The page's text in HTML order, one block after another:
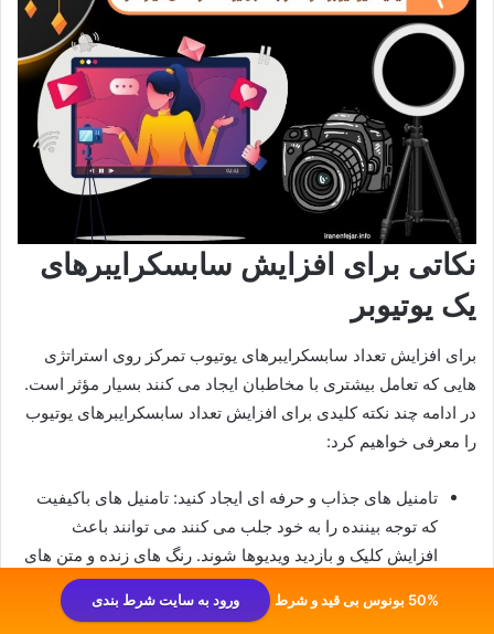
نکاتی برای افزایش سابسکرایبرهای
یک یوتیوبر
برای افزایش تعداد سابسکرایبرهای یوتیوب تمرکز روی استراتژی‌
هایی که تعامل بیشتری با مخاطبان ایجاد می‌ کنند بسیار مؤثر است.
در ادامه چند نکته کلیدی برای افزایش تعداد سابسکرایبرهای یوتیوب
را معرفی خواهیم کرد:
تامنیل‌ های جذاب و حرفه‌ ای ایجاد کنید: تامنیل‌ های باکیفیت
که توجه بیننده را به خود جلب می‌ کنند می‌ توانند باعث
افزایش کلیک و بازدید ویدیوها شوند. رنگ‌ های زنده و متن‌ های
کوتاه و جذاب به بالا بردن نرخ کلیک کمک می‌ کنند.
استفاده از YouTube Shorts: ویدیوهای کوتاه و جذاب باعث
50% بونوس بی قید و شرط ورود به سایت شرط بندی